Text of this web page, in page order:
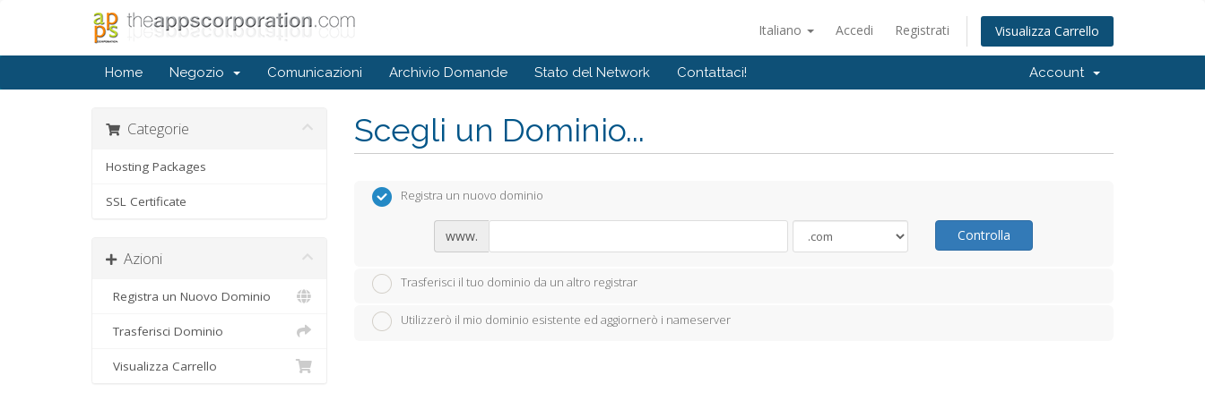
Italiano Accedi Registrati Visualizza Carrello
Home Negozio Comunicazioni Archivio Domande Stato del Network Contattaci! Account
Scegli un Dominio...
Categorie
Hosting Packages
SSL Certificate
Azioni
Registra un Nuovo Dominio
Trasferisci Dominio
Visualizza Carrello
Registra un nuovo dominio
www. Controlla
Trasferisci il tuo dominio da un altro registrar
Utilizzerò il mio dominio esistente ed aggiornerò i nameserver